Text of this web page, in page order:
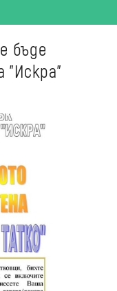
бъде
"Искра"